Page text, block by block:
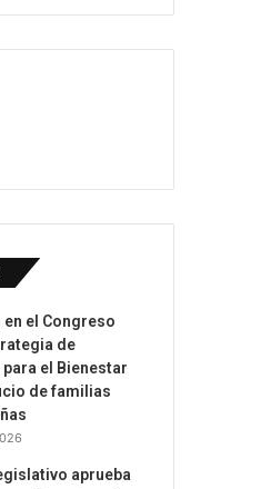
en el Congreso
de
el Bienestar
de familias
aprueba